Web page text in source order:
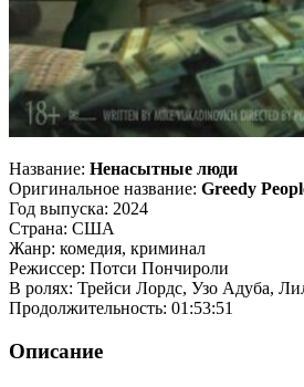
Название: Ненасытные люди
Оригинальное название: Greedy
Год выпуска: 2024
Страна: США
Жанр: комедия, криминал
Режиссер: Потси Пончироли
В ролях: Трейси Лордс, Узо Адуба,
Продолжительность: 01:53:51
Описание